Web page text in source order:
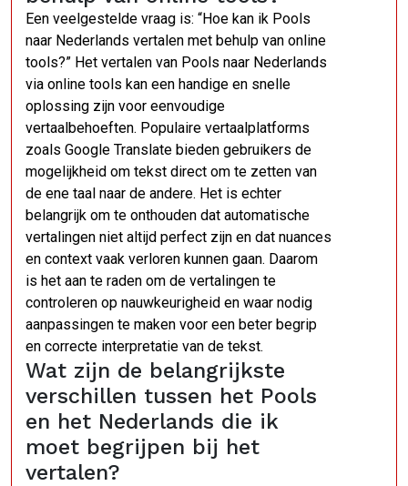
Een veelgestelde vraag is: “Hoe kan ik Pools
naar Nederlands vertalen met behulp van online
tools?” Het vertalen van Pools naar Nederlands
via online tools kan een handige en snelle
oplossing zijn voor eenvoudige
vertaalbehoeften. Populaire vertaalplatforms
zoals Google Translate bieden gebruikers de
mogelijkheid om tekst direct om te zetten van
de ene taal naar de andere. Het is echter
belangrijk om te onthouden dat automatische
vertalingen niet altijd perfect zijn en dat nuances
en context vaak verloren kunnen gaan. Daarom
is het aan te raden om de vertalingen te
controleren op nauwkeurigheid en waar nodig
aanpassingen te maken voor een beter begrip
en correcte interpretatie van de tekst.
Wat zijn de belangrijkste
verschillen tussen het Pools
en het Nederlands die ik
moet begrijpen bij het
vertalen?